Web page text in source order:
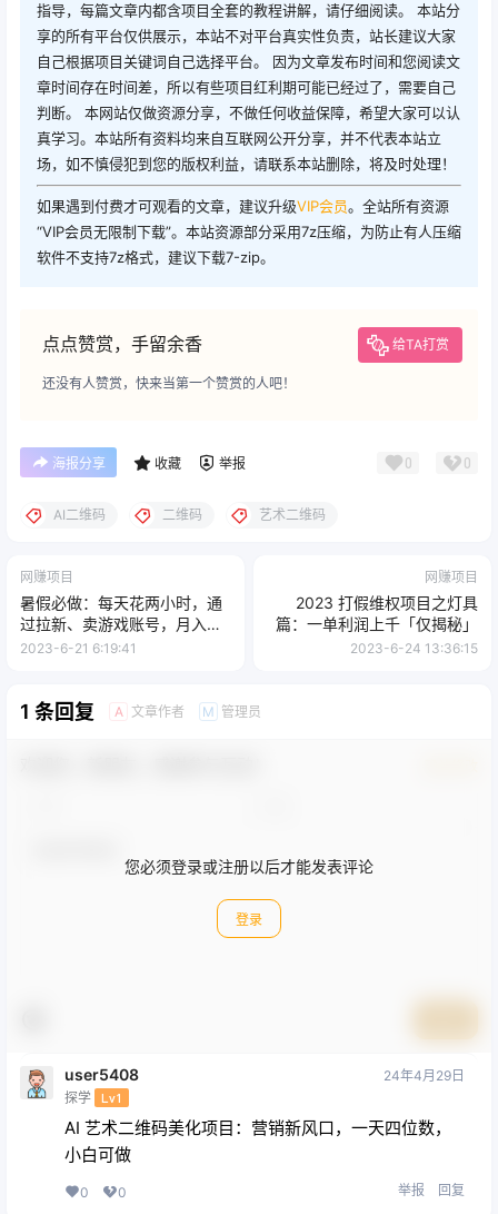
指导，每篇文章内都含项目全套的教程讲解，请仔细阅读。 本站分
享的所有平台仅供展示，本站不对平台真实性负责，站长建议大家
自己根据项目关键词自己选择平台。 因为文章发布时间和您阅读文
章时间存在时间差，所以有些项目红利期可能已经过了，需要自己
判断。 本网站仅做资源分享，不做任何收益保障，希望大家可以认
真学习。本站所有资料均来自互联网公开分享，并不代表本站立
场，如不慎侵犯到您的版权利益，请联系本站删除，将及时处理！
如果遇到付费才可观看的文章，建议升级VIP会员。全站所有资源
“VIP会员无限制下载”。本站资源部分采用7z压缩，为防止有人压缩
软件不支持7z格式，建议下载7-zip。
点点赞赏，手留余香 给TA打赏
还没有人赞赏，快来当第一个赞赏的人吧！
海报分享 收藏 举报 0 0
AI二维码 二维码 艺术二维码
网赚项目
暑假必做：每天花两小时，通
过拉新、卖游戏账号，月入四
位数
2023-6-21 6:19:41
网赚项目
2023 打假维权项目之灯具
篇：一单利润上千「仅揭秘」
2023-6-24 13:36:15
1 条回复 A 文章作者 M 管理员
您必须登录或注册以后才能发表评论
登录
user5408
探学 Lv1
24年4月29日
AI 艺术二维码美化项目：营销新风口，一天四位数，
小白可做
0 0 举报 回复